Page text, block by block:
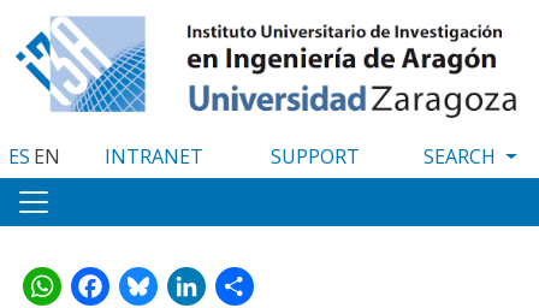
to
main
content
ES EN INTRANET SUPPORT